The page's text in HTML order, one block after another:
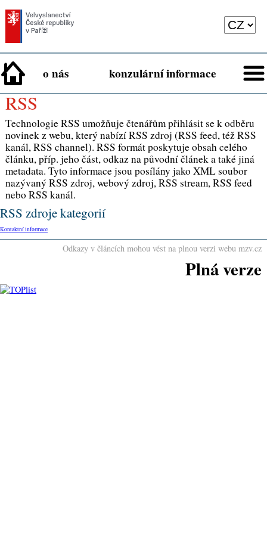
o nás konzulární informace
RSS
Technologie RSS umožňuje čtenářům přihlásit se k odběru
novinek z webu, který nabízí RSS zdroj (RSS feed, též RSS
kanál, RSS channel). RSS formát poskytuje obsah celého
článku, příp. jeho část, odkaz na původní článek a také jiná
metadata. Tyto informace jsou posílány jako XML soubor
nazývaný RSS zdroj, webový zdroj, RSS stream, RSS feed
nebo RSS kanál.
RSS zdroje kategorií
Kontaktní informace
Odkazy v článcích mohou vést na plnou verzi webu mzv.cz
Plná verze